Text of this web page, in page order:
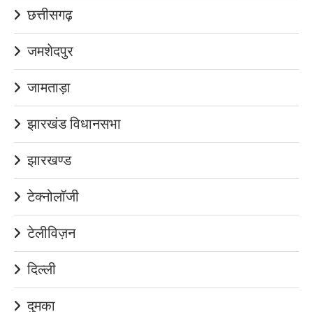
छत्तीसगढ़
जमशेदपुर
जामताड़ा
झारखंड विधानसभा
झारखण्ड
टेक्नोलॉजी
टेलीविज़न
दिल्ली
दुमका